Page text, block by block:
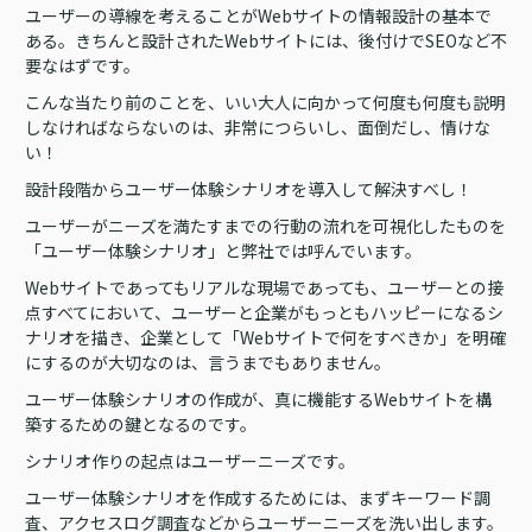
ユーザーの導線を考えることがWebサイトの情報設計の基本で
ある。きちんと設計されたWebサイトには、後付けでSEOなど不
要なはずです。
こんな当たり前のことを、いい大人に向かって何度も何度も説明
しなければならないのは、非常につらいし、面倒だし、情けな
い！
設計段階からユーザー体験シナリオを導入して解決すべし！
ユーザーがニーズを満たすまでの行動の流れを可視化したものを
「ユーザー体験シナリオ」と弊社では呼んでいます。
Webサイトであってもリアルな現場であっても、ユーザーとの接
点すべてにおいて、ユーザーと企業がもっともハッピーになるシ
ナリオを描き、企業として「Webサイトで何をすべきか」を明確
にするのが大切なのは、言うまでもありません。
ユーザー体験シナリオの作成が、真に機能するWebサイトを構
築するための鍵となるのです。
シナリオ作りの起点はユーザーニーズです。
ユーザー体験シナリオを作成するためには、まずキーワード調
査、アクセスログ調査などからユーザーニーズを洗い出します。